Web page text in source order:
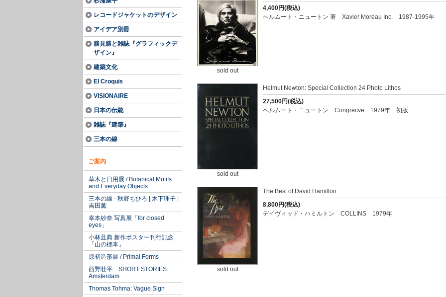
レコードジャケットのデザイン
アイデア別冊
勝見勝と雑誌『グラフィックデ
ザイン』
建築文化
El Croquis
VISIONAIRE
日本の伝統
雑誌『建築』
三本の線
ご案内
草木と日用展 / Botanical Motifs
and Everyday Objects
三本の線 - 秋野ちひろ | 木下理子 |
吉田薫
幸本紗奈 写真展「for closed
eyes」
小林且典 新作ポスター刊行記念
「山の標本」
原初造形展 / Primal Forms
西野壮平 SHORT STORIES:
Amsterdam
Thomas Tohma: Vague Sign
sold out
4,400円(税込)
ヘルムート・ニュートン 著 Xavier Moreau Inc. 1987-1995年
sold out
Helmut Newton: Special Collection 24 Photo Lithos
27,500円(税込)
ヘルムート・ニュートン Congrecve 1979年 初版
sold out
The Best of David Hamilton
8,800円(税込)
デイヴィッド・ハミルトン COLLINS 1979年